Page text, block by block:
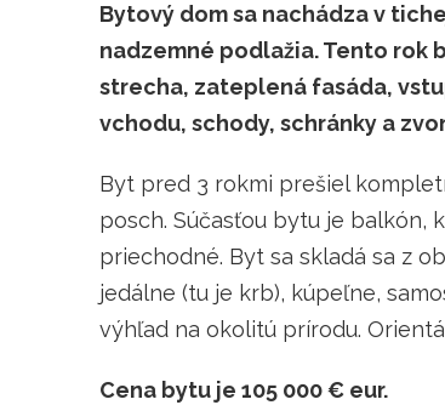
Bytový dom sa nachádza v
nadzemné podlažia. Tento rok
strecha, zateplená fasáda,
vchodu, schody, schránky a
Byt pred 3 rokmi prešiel
posch. Súčasťou bytu je balkón,
priechodné. Byt sa skladá sa z
jedálne (tu je krb), kúpeľne,
výhľad na okolitú prírodu.
Cena bytu je 105 000 € eur.